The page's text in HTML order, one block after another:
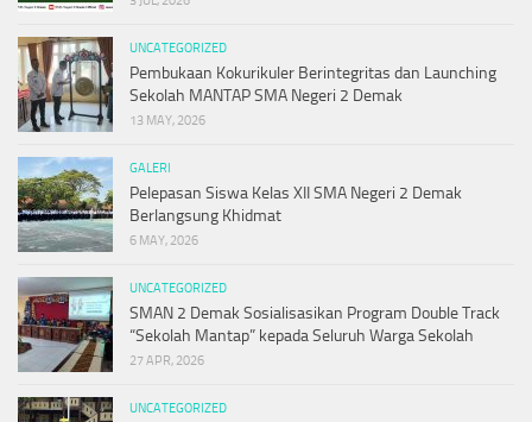
UNCATEGORIZED
Pembukaan Kokurikuler Berintegritas dan Launching
Sekolah MANTAP SMA Negeri 2 Demak
13 MAY, 2026
GALERI
Pelepasan Siswa Kelas XII SMA Negeri 2 Demak
Berlangsung Khidmat
6 MAY, 2026
UNCATEGORIZED
SMAN 2 Demak Sosialisasikan Program Double Track
“Sekolah Mantap” kepada Seluruh Warga Sekolah
27 APR, 2026
UNCATEGORIZED